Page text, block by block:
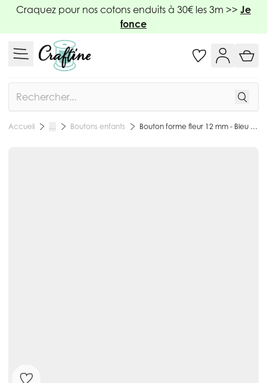
Allez au contenu
Craquez pour nos cotons enduits à 30€ les 3m >> Je
fonce
Accueil … Boutons enfants Bouton forme fleur 12 mm - Bleu marine